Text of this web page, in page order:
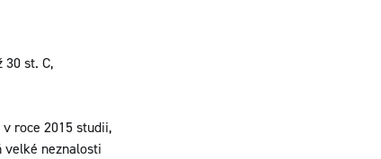
st. C,
roce 2015 studii,
neznalosti